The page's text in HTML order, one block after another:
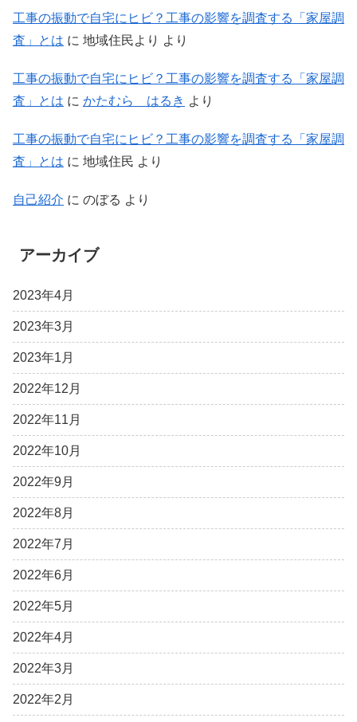
工事の振動で自宅にヒビ？工事の影響を調査する「家屋調
査」とは に 地域住民より より
工事の振動で自宅にヒビ？工事の影響を調査する「家屋調
査」とは に かたむら はるき より
工事の振動で自宅にヒビ？工事の影響を調査する「家屋調
査」とは に 地域住民 より
自己紹介 に のぼる より
アーカイブ
2023年4月
2023年3月
2023年1月
2022年12月
2022年11月
2022年10月
2022年9月
2022年8月
2022年7月
2022年6月
2022年5月
2022年4月
2022年3月
2022年2月